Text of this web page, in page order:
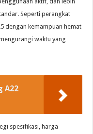
Seperti perangkat
dengan kemampuan hemat
waktu yang
A22
spesifikasi, harga